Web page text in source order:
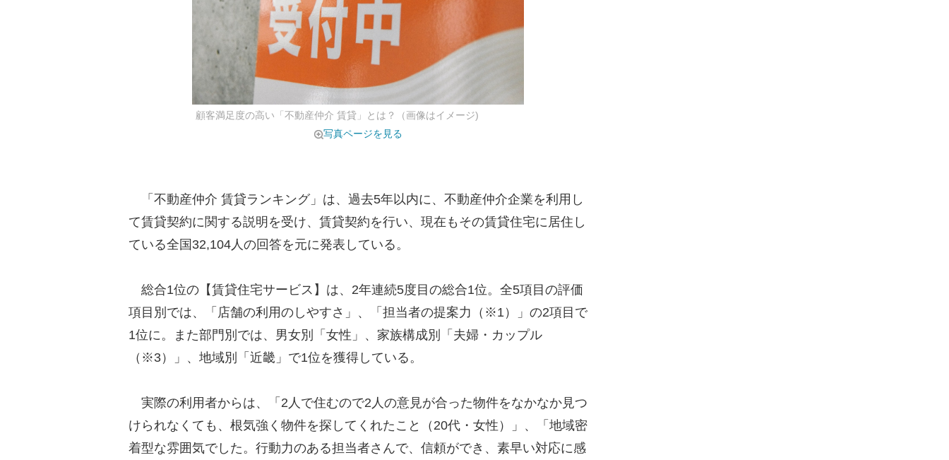
顧客満足度の高い「不動産仲介 賃貸」とは？（画像はイメージ)
写真ページを見る
「不動産仲介 賃貸ランキング」は、過去5年以内に、不動産仲介企業を利用し
て賃貸契約に関する説明を受け、賃貸契約を行い、現在もその賃貸住宅に居住し
ている全国32,104人の回答を元に発表している。
総合1位の【賃貸住宅サービス】は、2年連続5度目の総合1位。全5項目の評価
項目別では、「店舗の利用のしやすさ」、「担当者の提案力（※1）」の2項目で
1位に。また部門別では、男女別「女性」、家族構成別「夫婦・カップル
（※3）」、地域別「近畿」で1位を獲得している。
実際の利用者からは、「2人で住むので2人の意見が合った物件をなかなか見つ
けられなくても、根気強く物件を探してくれたこと（20代・女性）」、「地域密
着型な雰囲気でした。行動力のある担当者さんで、信頼ができ、素早い対応に感